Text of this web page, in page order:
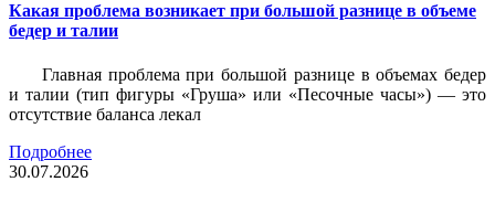
Какая проблема возникает при большой разнице в объеме
бедер и талии
Главная проблема при большой разнице в объемах бедер
и талии (тип фигуры «Груша» или «Песочные часы») — это
отсутствие баланса лекал
Подробнее
30.07.2026